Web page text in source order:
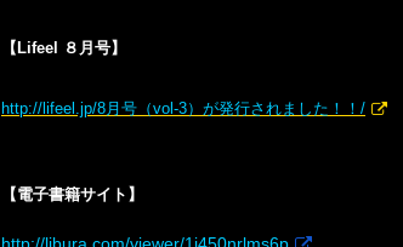
【Lifeel ８月号】
http://lifeel.jp/8月号（vol-3）が発行されました！！/
【電子書籍サイト】
http://libura.com/viewer/1j450nrlms6p